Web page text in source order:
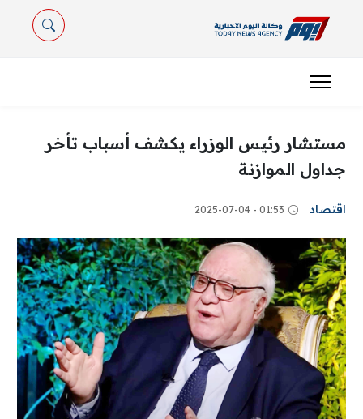
مستشار رئيس الوزراء يكشف أسباب تأخر
جداول الموازنة
اقتصاد 01:53 - 2025-07-04